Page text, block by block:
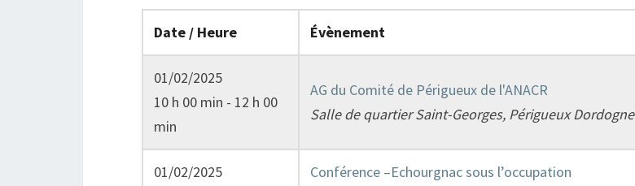
Date / Heure Évènement
01/02/2025
10 h 00 min - 12 h 00
min
AG du Comité de Périgueux de l'ANACR
Salle de quartier Saint-Georges, Périgueux Dordogne
01/02/2025
Conférence –Echourgnac sous l’occupation